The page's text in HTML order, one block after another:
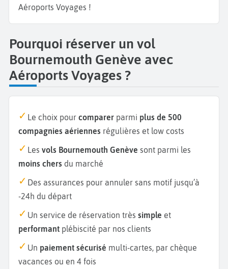
Aéroports Voyages !
Pourquoi réserver un vol
Bournemouth Genève avec
Aéroports Voyages ?
Le choix pour comparer parmi plus de 500
compagnies aériennes régulières et low costs
Les vols Bournemouth Genève sont parmi les
moins chers du marché
Des assurances pour annuler sans motif jusqu’à
-24h du départ
Un service de réservation très simple et
performant plébiscité par nos clients
Un paiement sécurisé multi-cartes, par chèque
vacances ou en 4 fois